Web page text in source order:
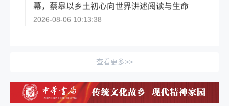
幕，蔡皋以乡土初心向世界讲述阅读与生命
2026-08-06 10:13:38
2026-08-06 07:13:12
查看更多>>